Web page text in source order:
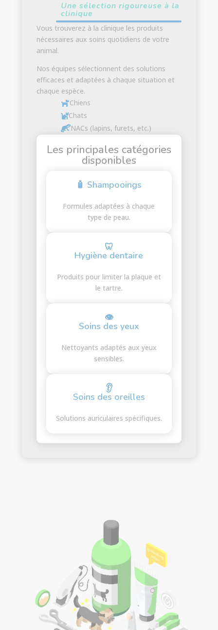
Une sélection rigoureuse à la
clinique
Vous trouverez à la clinique les produits
nécessaires aux soins quotidiens de votre
animal.
Nos équipes sélectionnent des solutions
efficaces et adaptées à chaque situation et
chaque espèce.
Chiens
Chats
NACs (lapins, furets, etc.)
Les principales catégories
disponibles
🧴 Shampooings
Formules adaptées à chaque
type de peau.
🦷
Hygiène dentaire
Produits pour limiter la plaque et
le tartre.
👁
Soins des yeux
Nettoyants adaptés aux yeux
sensibles.
👂
Soins des oreilles
Solutions auriculaires spécifiques.